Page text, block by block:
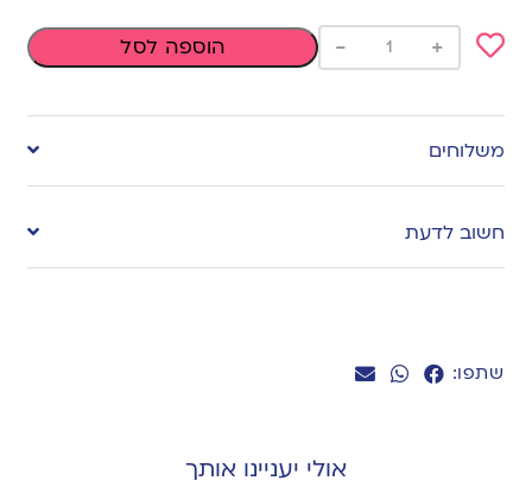
שתפו:
to
wishlist
+
- הוספה לסל
משלוחים
חשוב לדעת
אולי יעניינו אותך